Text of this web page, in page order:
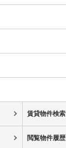
賃貸物件検索
閲覧物件履歴